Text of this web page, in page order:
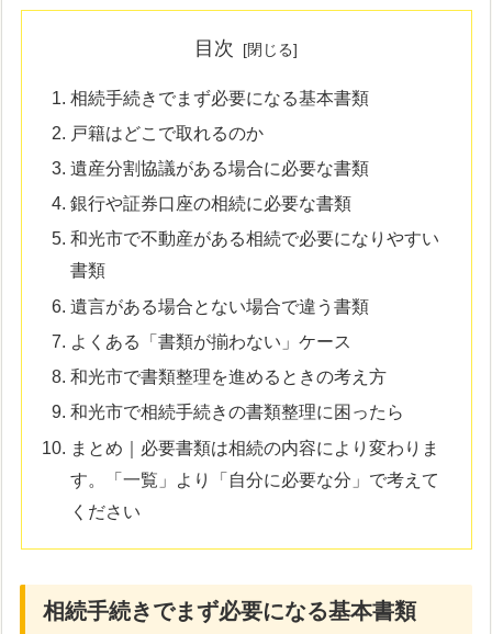
目次
相続手続きでまず必要になる基本書類
戸籍はどこで取れるのか
遺産分割協議がある場合に必要な書類
銀行や証券口座の相続に必要な書類
和光市で不動産がある相続で必要になりやすい
書類
遺言がある場合とない場合で違う書類
よくある「書類が揃わない」ケース
和光市で書類整理を進めるときの考え方
和光市で相続手続きの書類整理に困ったら
まとめ｜必要書類は相続の内容により変わりま
す。「一覧」より「自分に必要な分」で考えて
ください
相続手続きでまず必要になる基本書類